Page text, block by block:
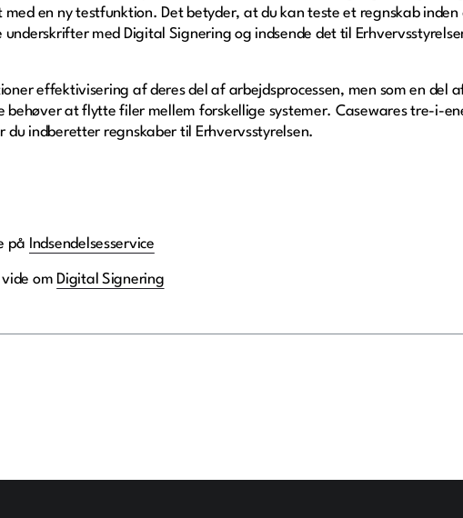
med en ny testfunktion. Det betyder, at du kan teste et regnskab inden
underskrifter med Digital Signering og indsende det til
effektivisering af deres del af arbejdsprocessen, men som en del
behøver at flytte filer mellem forskellige systemer. Casewares tre-i-
du indberetter regnskaber til Erhvervsstyrelsen.
på Indsendelsesservice
om Digital Signering